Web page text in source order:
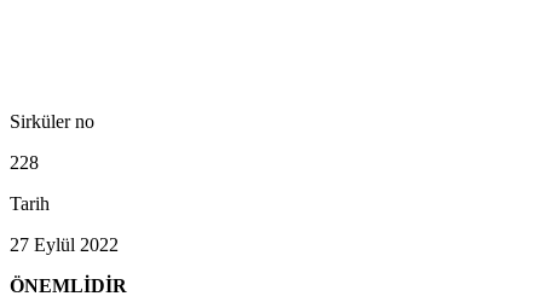
Sirküler no
228
Tarih
27 Eylül 2022
ÖNEMLİDİR